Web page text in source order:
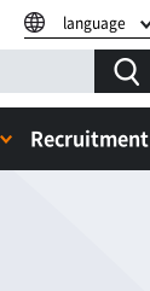
language
Recruitment